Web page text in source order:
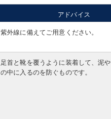
アドバイス
紫外線に備えてご用意ください。
足首と靴を覆うように装着して、泥
の中に入るのを防ぐものです。